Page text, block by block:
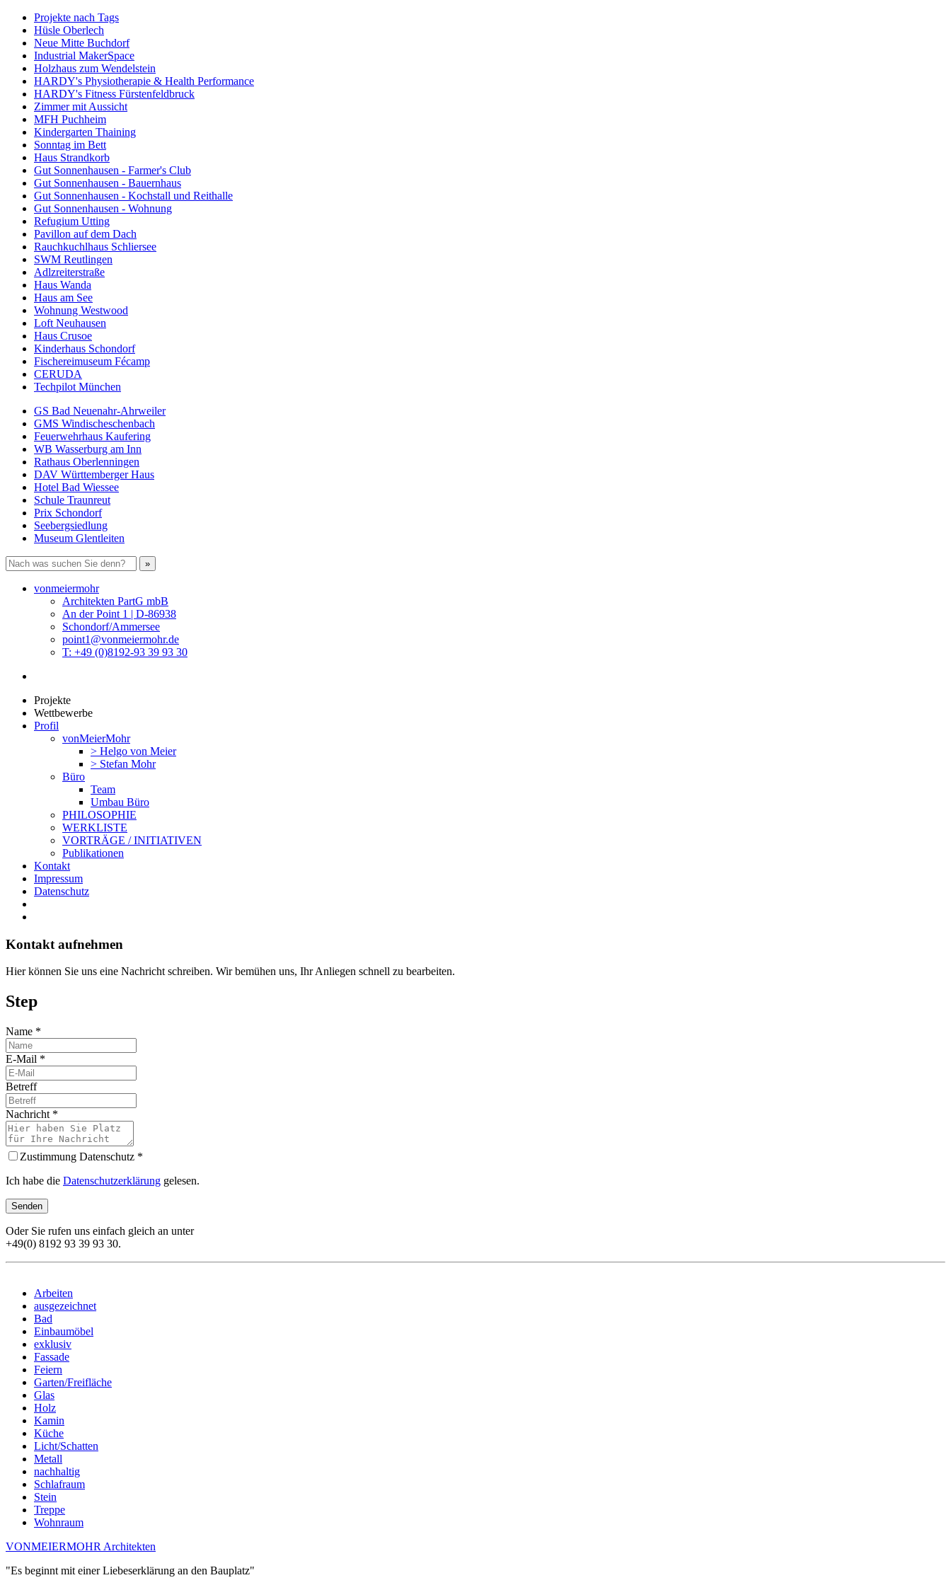
Projekte nach Tags
Hüsle Oberlech
Neue Mitte Buchdorf
Industrial MakerSpace
Holzhaus zum Wendelstein
HARDY's Physiotherapie & Health Performance
HARDY's Fitness Fürstenfeldbruck
Zimmer mit Aussicht
MFH Puchheim
Kindergarten Thaining
Sonntag im Bett
Haus Strandkorb
Gut Sonnenhausen - Farmer's Club
Gut Sonnenhausen - Bauernhaus
Gut Sonnenhausen - Kochstall und Reithalle
Gut Sonnenhausen - Wohnung
Refugium Utting
Pavillon auf dem Dach
Rauchkuchlhaus Schliersee
SWM Reutlingen
Adlzreiterstraße
Haus Wanda
Haus am See
Wohnung Westwood
Loft Neuhausen
Haus Crusoe
Kinderhaus Schondorf
Fischereimuseum Fécamp
CERUDA
Techpilot München
GS Bad Neuenahr-Ahrweiler
GMS Windischeschenbach
Feuerwehrhaus Kaufering
WB Wasserburg am Inn
Rathaus Oberlenningen
DAV Württemberger Haus
Hotel Bad Wiessee
Schule Traunreut
Prix Schondorf
Seebergsiedlung
Museum Glentleiten
vonmeiermohr
Architekten PartG mbB
An der Point 1 | D-86938
Schondorf/Ammersee
point1@vonmeiermohr.de
T: +49 (0)8192-93 39 93 30
Projekte
Wettbewerbe
Profil
vonMeierMohr
> Helgo von Meier
> Stefan Mohr
Büro
Team
Umbau Büro
PHILOSOPHIE
WERKLISTE
VORTRÄGE / INITIATIVEN
Publikationen
Kontakt
Impressum
Datenschutz
Kontakt aufnehmen
Hier können Sie uns eine Nachricht schreiben. Wir bemühen uns, Ihr Anliegen schnell zu bearbeiten.
Step
Name *
E-Mail *
Betreff
Nachricht *
Zustimmung Datenschutz *
Ich habe die Datenschutzerklärung gelesen.
Senden
Oder Sie rufen uns einfach gleich an unter
+49(0) 8192 93 39 93 30.
Arbeiten
ausgezeichnet
Bad
Einbaumöbel
exklusiv
Fassade
Feiern
Garten/Freifläche
Glas
Holz
Kamin
Küche
Licht/Schatten
Metall
nachhaltig
Schlafraum
Stein
Treppe
Wohnraum
VONMEIERMOHR Architekten
"Es beginnt mit einer Liebeserklärung an den Bauplatz"